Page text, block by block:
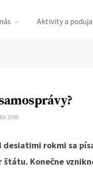
Aktivity a
2009
desiatimi rokmi sa
štátu. Konečne